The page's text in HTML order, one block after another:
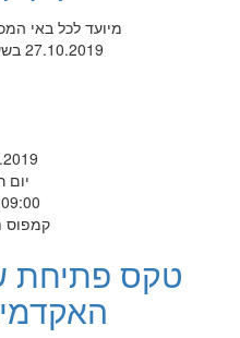
מיועד לכל באי
27.10.2019 בשעה 15:00-07:00
יום
09:00
קמפוס
טקס פתיחת